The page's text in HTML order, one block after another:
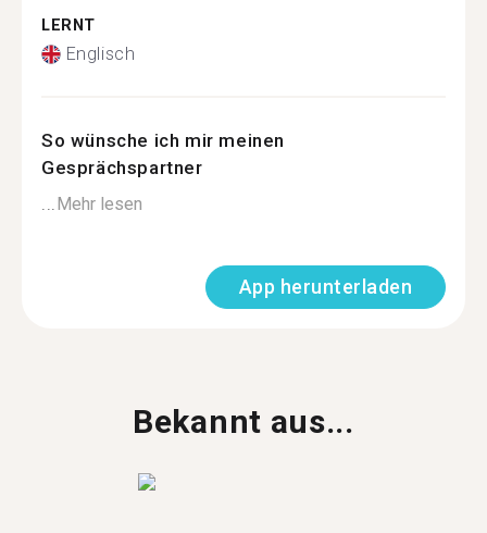
LERNT
Englisch
So wünsche ich mir meinen
Gesprächspartner
...Mehr lesen
App herunterladen
Bekannt aus...